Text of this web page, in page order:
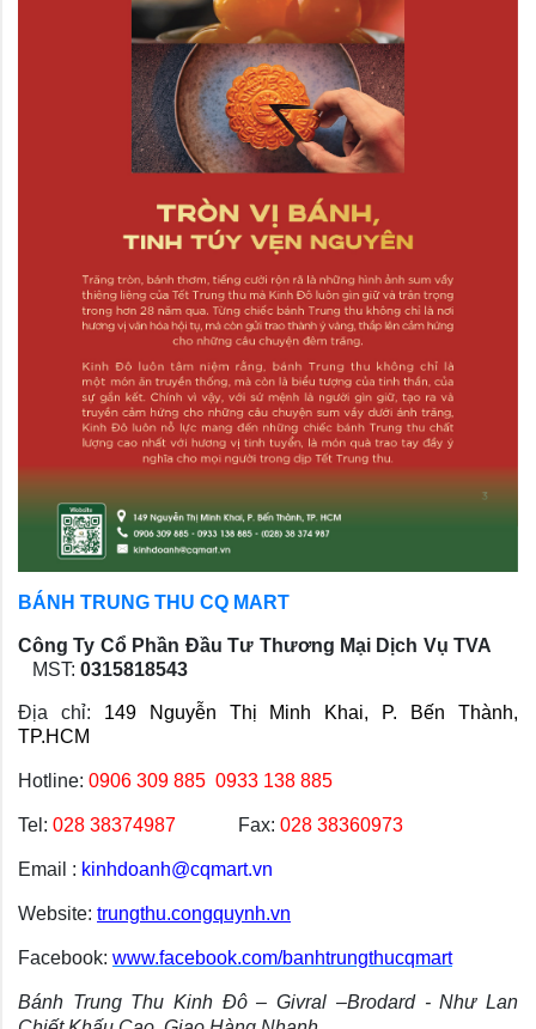
BÁNH TRUNG THU CQ MART
Công Ty Cổ Phần Đầu Tư Thương Mại Dịch Vụ TVA
MST: 0315818543
Địa chỉ:
149 Nguyễn Thị Minh Khai, P. Bến Thành,
TP.HCM
Hotline: 0906 309 885 0933 138 885
Tel: 028 38374987 Fax: 028 38360973
Email : kinhdoanh@cqmart.vn
Website: trungthu.congquynh.vn
Facebook: www.facebook.com/banhtrungthucqmart
Bánh Trung Thu Kinh Đô – Givral –Brodard - Như Lan